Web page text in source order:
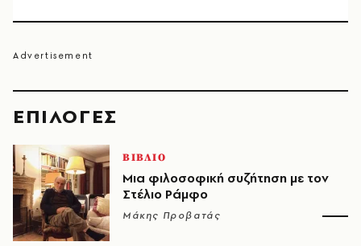
EΠΙΛΟΓΈΣ
ΒΙΒΛΙΟ
Μια φιλοσοφική συζήτηση με τον
Στέλιο Ράμφο
Μάκης Προβατάς